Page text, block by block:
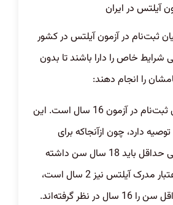
آیلتس در ایران
ثبت‌نام در آزمون آیلتس در کشور
شرایط خاص را دارا باشند تا بدون
را انجام دهند:
حداقل سن برای ثبت‌نام در آزمون 16 سال است. این
دارد، چون از‌آنجا‌که برای
مهاجرت تحصیلی حداقل باید 18 سال سن داشته
باشید و مدت اعتبار مدرک آیلتس نیز 2 سال است،
نظر گرفته‌اند.